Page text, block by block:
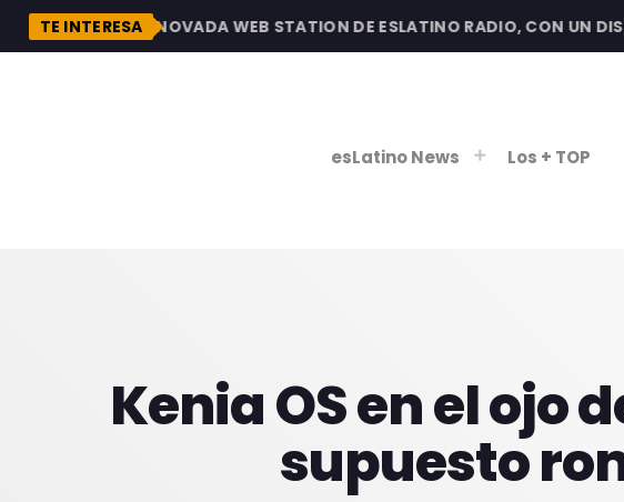
TE INTERESA
LA RENOVADA WEB STATION DE ESLATINO RADIO, CON UN
esLatino News Los + TOP
VIERNES DE
PROGRAMACIÓN
Kenia OS en el
supuesto